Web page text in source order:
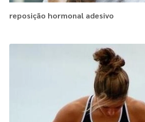
reposição hormonal adesivo